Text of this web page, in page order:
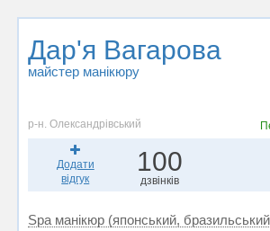
Дар'я Вагарова
майстер манікюру
р-н. Олександрівський
Додати
відгук
100
дзвінків
Spa манікюр (японський,